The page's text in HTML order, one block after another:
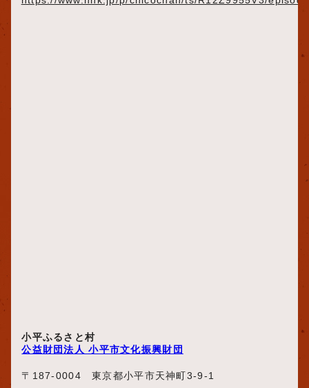
小平ふるさと村
公益財団法人 小平市文化振興財団
〒187-0004 東京都小平市天神町3-9-1